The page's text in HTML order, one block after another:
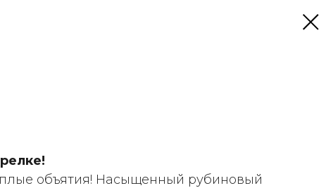
объятия! Насыщенный рубиновый